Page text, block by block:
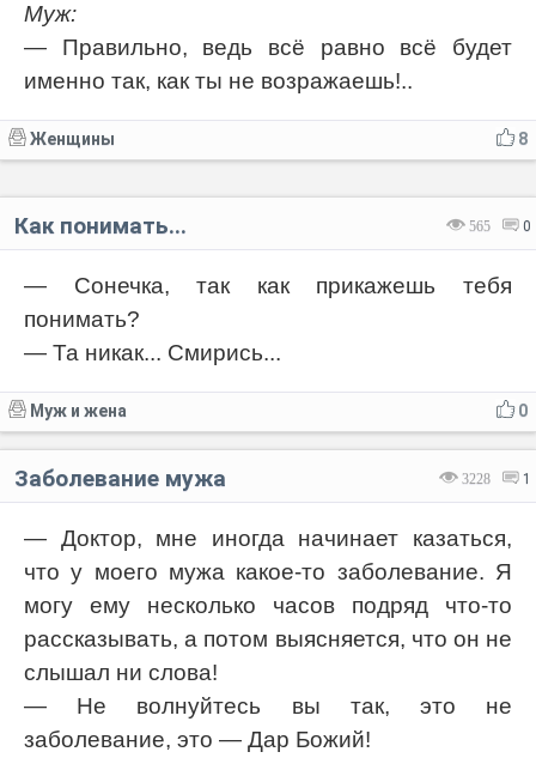
Муж:
— Правильно, ведь всё равно всё будет
именно так, как ты не возражаешь!..
8
Женщины
565 0
Как понимать...
— Сонечка, так как прикажешь тебя
понимать?
— Та никак... Смирись...
0
Муж и жена
3228 1
Заболевание мужа
— Доктор, мне иногда начинает казаться,
что у моего мужа какое-то заболевание. Я
могу ему несколько часов подряд что-то
рассказывать, а потом выясняется, что он не
слышал ни слова!
— Не волнуйтесь вы так, это не
заболевание, это — Дар Божий!